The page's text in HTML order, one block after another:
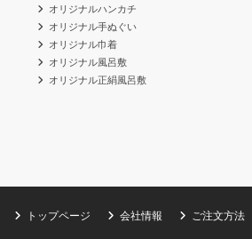
オリジナルハンカチ
オリジナル手ぬぐい
オリジナル巾着
オリジナル風呂敷
オリジナル正絹風呂敷
トップページ 会社情報 ご注文方法